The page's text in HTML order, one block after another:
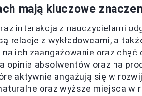
mają kluczowe
interakcja z nauczycielami
relacje z wykładowcami, a
ich zaangażowanie oraz chęć
opinie absolwentów oraz na
aktywnie angażują się w
oraz wyższe miejsca w